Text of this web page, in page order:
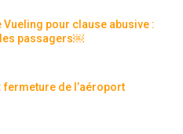
Vueling pour clause abusive :
passagers￼
fermeture de l’aéroport